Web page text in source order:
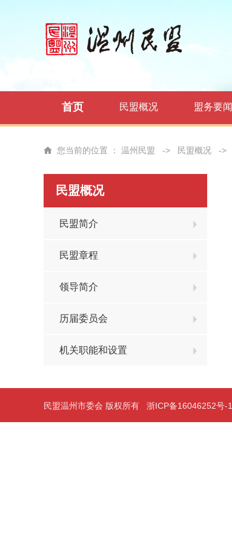
首页 民盟概况 盟务要闻
您当前的位置 ： 温州民盟 -> 民盟概况 ->
民盟概况
民盟简介
民盟章程
领导简介
历届委员会
机关职能和设置
民盟温州市委会 版权所有 浙ICP备16046252号-1